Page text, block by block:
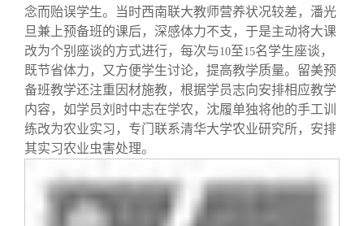
念而贻误学生。当时西南联大教师营养状况较差，潘光
旦兼上预备班的课后，深感体力不支，于是主动将大课
改为个别座谈的方式进行，每次与10至15名学生座谈，
既节省体力，又方便学生讨论，提高教学质量。留美预
备班教学还注重因材施教，根据学员志向安排相应教学
内容，如学员刘时中志在学农，沈履单独将他的手工训
练改为农业实习，专门联系清华大学农业研究所，安排
其实习农业虫害处理。